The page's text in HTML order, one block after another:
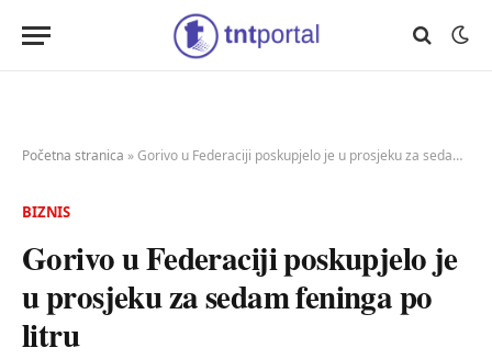
Početna stranica »Gorivo u Federaciji poskupjelo je u prosjeku za sedam feninga po litru
BIZNIS
Gorivo u Federaciji poskupjelo je
u prosjeku za sedam feninga po
litru